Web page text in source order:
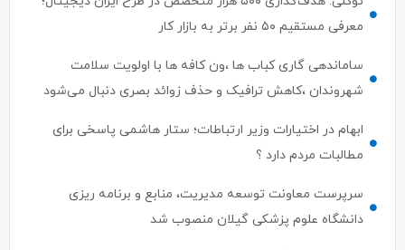
ساماندهی گاری کباب ها ،ون کافه ها با اولویت سلامت
شهروندان ،کاهش ترافیک و حذف زوائد بصری دنبال می‌شود
ابهام در اختیارات وزیر ارتباطات؛ ستار هاشمی پاسخی برای
سرپرست معاونت توسعه مدیریت، منابع و برنامه ریزی
آغاز به کار پایگاه خبری و تحلیلی نبض خبر